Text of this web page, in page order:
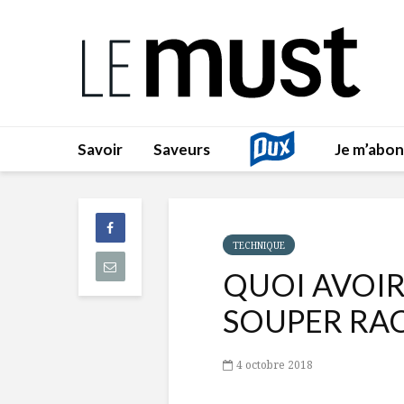
Savoir Saveurs Je
TECHNIQUE
QUOI
SOUPER
4 octobre 2018